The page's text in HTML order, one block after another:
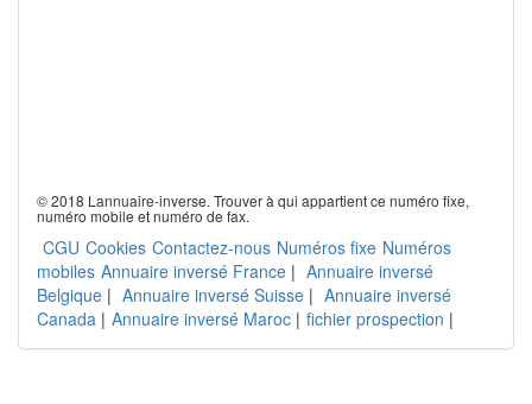
© 2018 Lannuaire-inverse. Trouver à qui appartient ce numéro fixe,
numéro mobile et numéro de fax.
CGU Cookies Contactez-nous Numéros fixe Numéros
mobiles Annuaire inversé France | Annuaire inversé
Belgique | Annuaire inversé Suisse | Annuaire inversé
Canada | Annuaire inversé Maroc | fichier prospection |